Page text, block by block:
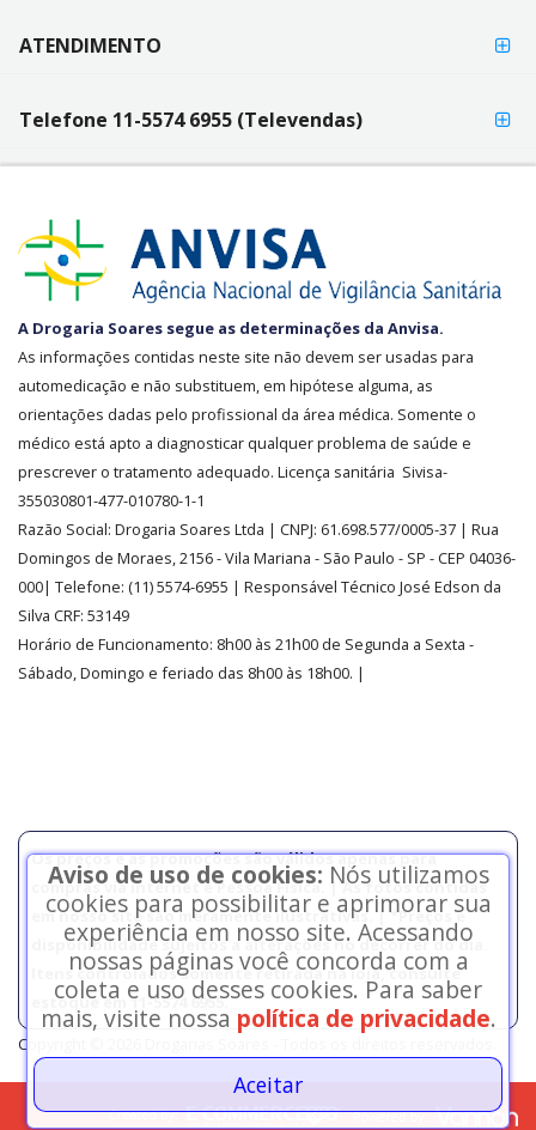
ATENDIMENTO
Telefone 11-5574 6955 (Televendas)
A Drogaria Soares segue as determinações da Anvisa.
As informações contidas neste site não devem ser usadas para
automedicação e não substituem, em hipótese alguma, as
orientações dadas pelo profissional da área médica. Somente o
médico está apto a diagnosticar qualquer problema de saúde e
prescrever o tratamento adequado. Licença sanitária Sivisa-
355030801-477-010780-1-1
Razão Social: Drogaria Soares Ltda | CNPJ: 61.698.577/0005-37 | Rua
Domingos de Moraes, 2156-Vila Mariana - São Paulo - SP - CEP 04036-
000| Telefone: (11)5574-6955 | Responsável Técnico José Edson da
Silva CRF: 53149
Horário de Funcionamento: 8h00 às 21h00 de Segunda a Sexta -
Sábado, Domingo e feriado das 8h00 às 18h00. |
Os preços e as promoções são válidos apenas para
compras via internet e Pessoa Física. | As fotos contidas
em nosso site são meramente ilustrativas. | *Preços e
disponibilidade sujeitos a alterações no decorrer do dia.
Itens controlados somente retirada na loja, consulte
estoque em 11-5574 6955.
Copyright © 2026 Drogarias Soares - Todos os direitos reservados.
Aviso de uso de cookies: Nós utilizamos
cookies para possibilitar e aprimorar sua
experiência em nosso site. Acessando
nossas páginas você concorda com a
coleta e uso desses cookies. Para saber
mais, visite nossa política de privacidade.
Aceitar